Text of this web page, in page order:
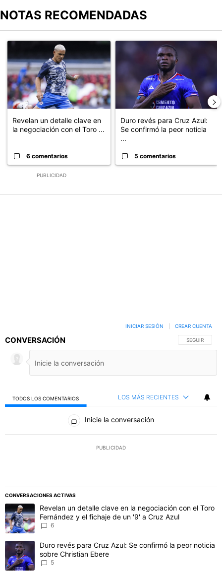
NOTAS RECOMENDADAS
PUBLICIDAD
Un artículo de tendencia con el título "Revelan un detalle clave
Revelan un detalle clave en
la negociación con el Toro ...
6 comentarios
Un artículo de tendencia con
Duro revés para Cruz Azul:
Se confirmó la peor noticia
...
5 comentarios
CONVERSACIÓN SIGA ESTA
SEGUIR
INICIAR SESIÓN CREAR CUENTA
TODOS LOS COMENTARIOS LOS MÁS RECIENTES
Todos los comentarios
Inicie la conversación
PUBLICIDAD
CONVERSACIONES ACTIVAS
Este listado muestra los artículos con más comentarios en los
Un artículo de tendencia con el título "Revelan un detalle clave
Revelan un detalle clave en la negociación con el Toro
Fernández y el fichaje de un '9' a Cruz Azul
6
Un artículo de tendencia con el título "Duro revés para Cruz Azul:
Duro revés para Cruz Azul: Se confirmó la peor noticia
sobre Christian Ebere
5